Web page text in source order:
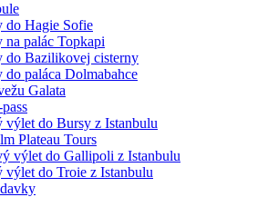
do Hagie Sofie
na palác Topkapi
do Bazilikovej cisterny
do paláca Dolmabahce
Galata
výlet do Bursy z Istanbulu
Plateau Tours
výlet do Gallipoli z Istanbulu
výlet do Troie z Istanbulu